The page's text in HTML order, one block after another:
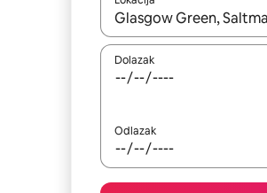
Kada budu dostupni
Dolazak
Odlazak